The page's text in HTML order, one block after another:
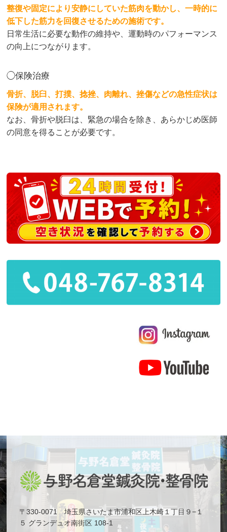
整復や固定により安静にしていた筋肉を動かし、一時的に
低下した筋力を回復させるための施術です。
日常生活に必要な動作の維持や、運動時のパフォーマンス
の向上につながります。
◯保険治療
骨折、脱臼、打撲、捻挫、肉離れ、挫傷などの急性症状は
保険が適用されます。
なお、骨折や脱臼は、緊急の場合を除き、あらかじめ医師
の同意を得ることが必要です。
〒330-0071 埼玉県さいたま市浦和区上木崎１丁目９−１
５ グランデュオ南街区 108-1